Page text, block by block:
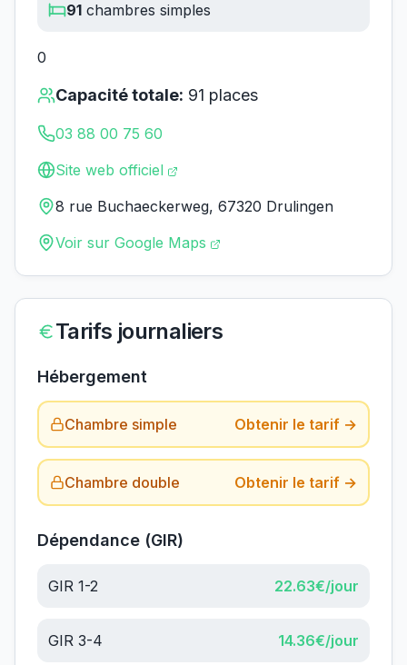
91 chambres simples
0
Capacité totale: 91 places
03 88 00 75 60
Site web officiel
8 rue Buchaeckerweg, 67320 Drulingen
Voir sur Google Maps
Tarifs journaliers
Hébergement
Chambre simple Obtenir le tarif →
Chambre double Obtenir le tarif →
Dépendance (GIR)
GIR 1-2 22.63€/jour
GIR 3-4 14.36€/jour